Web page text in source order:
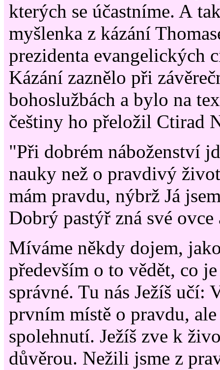
kterých se účastníme. A
myšlenka z kázání
prezidenta evangelických
Kázání zaznělo při
bohoslužbách a bylo na
češtiny ho přeložil Ctirad
"Při dobrém náboženství
nauky než o pravdivý
mám pravdu, nýbrž Já
Dobrý pastýř zná své
Míváme někdy dojem,
především o to vědět, co
správné. Tu nás Ježíš učí:
prvním místě o pravdu,
spolehnutí. Ježíš zve k
důvěrou. Nežili jsme z